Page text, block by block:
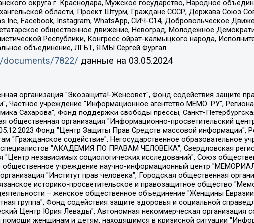
округа г. Краснодара, Мужское государство, Народное
области, Проект Штурм, Граждане СССР, Держава Союз
Inc, Facebook, Instagram, WhatsApp, СИЧ-С14, Добровольческое
общественное движение, Невоград, Молодежное
Республики, Конгресс ойрат-калмыцкого народа,
объединение, ЛГБТ, Я.МЫ Сергей Фургал
documents/7822/ данные на 03.05.2024
(PCE/PC), "Сибирь.Реалии", "Фактограф", Благотворительный фонд помощи осужденным и их семьям, Автономная некоммерческая организация "Институт глобализации и социальных движений", Фонд "В защиту прав заключенных", Частное учреждение "Центр поддержки и содействия развитию средств массовой информации", Пензенский региональный общественный благотворительный фонд "Гражданский союз", "Север.Реалии", Некоммерческая организация Фонд "Правовая инициатива", Общество с ограниченной ответственностью "Радио Свободная Европа/Радио Свобода", Чешское информационное агентство "MEDIUM-ORIENT", Красноярская региональная общественная организация "Мы против СПИДа", Камалягин Денис Николаевич, Маркелов Сергей Евгеньевич, Пономарев Лев Александрович, Савицкая Людмила Алексеевна, Автономная некоммерческая организация "Центр по работе с проблемой насилия "НАСИЛИЮ.НЕТ", Межрегиональный профессиональный союз работников здравоохранения "Альянс врачей", Юридическое лицо, зарегистрированное в Латвийской Республике, SIA "Medusa Project" (регистрационный номер 40103797863, дата регистрации 10.06.2014), Некоммерческая организация "Фонд по борьбе с коррупцией", Автономная некоммерческая организация "Институт права и публичной политики", Баданин Роман Сергеевич, Гликин Максим Александрович, Железнова Мария Михайловна, Лукьянова Юлия Сергеевна, Маетная Елизавета Витальевна, Маняхин Петр Борисович, Чуракова Ольга Владимировна, Ярош Юлия Петровна, Юридическое лицо "The Insider SIA", зарегистрированное в Риге, Латвийская Республика (дата регистрации 26.06.2015), являющееся администратором доменного имени интернет-издания "The Insider SIA", https://theins.ru, Постернак Алексей Евгеньевич, Рубин Михаил Аркадьевич, Анин Роман Александрович, Юридическое лицо Istories fonds, зарегистрированное в Латвийской Республике (регистрационный номер 50008295751, дата регистрации 24.02.2020), Великовский Дмитрий Александрович, Долинина Ирина Николаевна, Мароховская Алеся Алексеевна, Шлейнов Роман Юрьевич, Шмагун Олеся Валентиновна, Общество с ограниченной ответственностью "Альтаир 2021", Общество с ограниченной ответственностью "Вега 2021", Общество с ограниченной ответственностью "Главный редактор 2021", Общество с ограниченной ответственностью "Ромашки монолит", Важенков Артем Валерьевич, Ивановская областная общественная организация "Центр гендерных исследований", Гурман Юрий Альбертович, Медиапроект "ОВД-Инфо", Егоров Владимир Владимирович, Жилинский Владимир Александрович, Общество с ограниченной ответственностью "ЗП", Иванова София Юрьевна, Карезина Инна Павловна, Кильтау Екатерина Викторовна, Петров Алексей Викторович, Пискунов Сергей Евгеньевич, Смирнов Сергей Сергеевич, Тихонов Михаил Сергеевич, Общество с ограниченной ответственностью "ЖУРНАЛИСТ-ИНОСТРАННЫЙ АГЕНТ", Арапова Галина Юрьевна, Вольтская Татьяна Анатольевна, Американская компания "Mason G.E.S. Anonymous Foundation" (США), являющаяся владельцем интернет-издания https://mnews.world/, Компания "Stichting Bellingcat", зарегистрированная в Нидерландах (дата регистрации 11.07.2018), Захаров Андрей Вячеславович, Клепиковская Екатерина Дмитриевна, Общество с ограниченной ответственностью "МЕМО", Перл Роман Александрович, Симонов Евгений Алексеевич, Соловьева Елена Анатольевна, Сотников Даниил Владимирович, Сурначева Елизавета Дмитриевна, Автономная некоммерческая организация по защите прав человека и информированию населения "Якутия – Наше Мнение", Общество с ограниченной ответственностью "Москоу диджитал медиа", с 26.01.2023 Общество с ограниченной ответственностью "Чайка Белые сады", Ветошкина Валерия Валерьевна, Заговора Максим Александрович, Межрегиональное общественное движение "Российская ЛГБТ - сеть", Оленичев Максим Владимирович, Павлов Иван Юрьевич, Скворцова Елена Сергеевна, Общество с ограниченной ответственностью "Как бы инагент", Кочетков Игорь Викторович, Общество с ограниченной ответственностью "Честные выборы", Еланчик Олег Александрович, Общество с ограниченной ответственностью "Нобелевский призыв", Гималова Регина Эмилевна, Григорьев Андрей Валерьевич, Григорьева Алина Александровна, Ассоциация по содействию защите прав призывников, альтернативнослужащих и военнослужащих "Правозащитная группа